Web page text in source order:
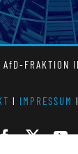
FRAKTION
l IMPRESSUM l